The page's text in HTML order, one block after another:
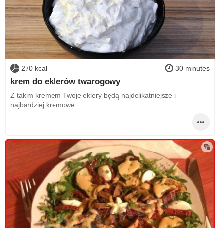
270 kcal 30 minutes
krem do eklerów twarogowy
Z takim kremem Twoje eklery będą najdelikatniejsze i
najbardziej kremowe.